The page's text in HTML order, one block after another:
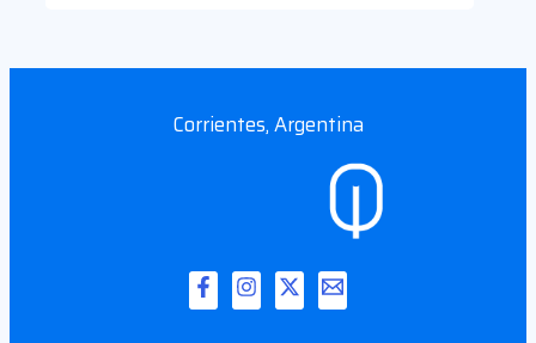
Corrientes, Argentina